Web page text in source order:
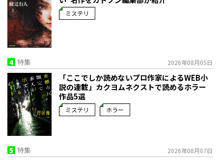
ミステリ
4 特集 2026年08月05日
「ここでしか読めないプロ作家によるWEB小
説の連載」――カクヨムネクストで読めるホラー
作品5選
ミステリ ホラー
5 特集 2026年08月07日